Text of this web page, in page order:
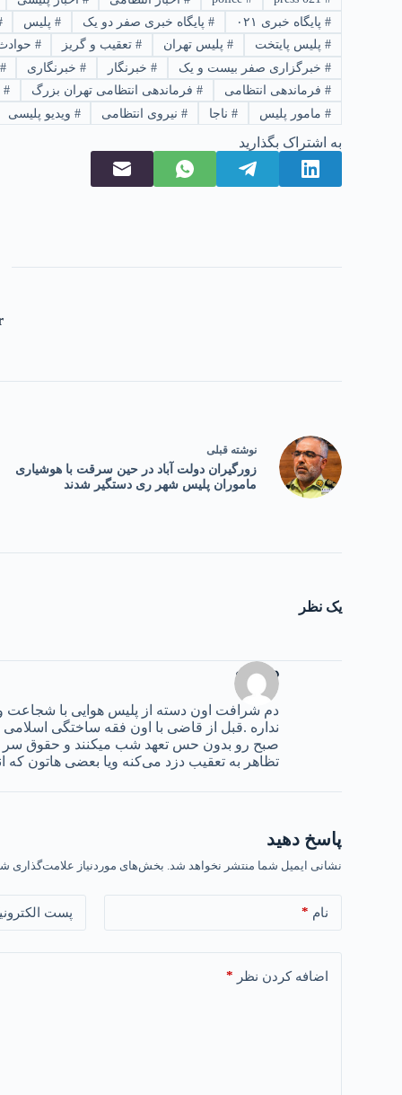
# پایگاه خبری ۰۲۱ #پایگاه خبری صفر دو یک #پلیس
# پلیس پایتخت #پلیس تهران #تعقیب و گریز #
# خبرگزاری صفر بیست و یک #خبرنگار #خبرنگاری #
# فرماندهی انتظامی #فرماندهی انتظامی تهران بزرگ #
# مامور پلیس #ناجا #نیروی انتظامی # ویدیو پلیسی
به اشتراک بگذارید
نوشته قبلی
زورگیران دولت آباد در حین سرقت با هوشیاری
ماموران پلیس شهر ری دستگیر شدند
یک نظر
دزد زده
دم شرافت اون دسته از پلیس هوایی با شجاعت
نداره .قبل از قاضی با اون فقه ساختگی
صبح رو بدون حس تعهد شب میکنند و حقوق سر
تظاهر به تعقیب دزد می‌کنه ویا بعضی هاتون که
پاسخ دهید
نشانی ایمیل شما منتشر نخواهد شد. بخش‌های موردنیاز علامت‌گذاری
نام * پست
اضافه کردن نظر *